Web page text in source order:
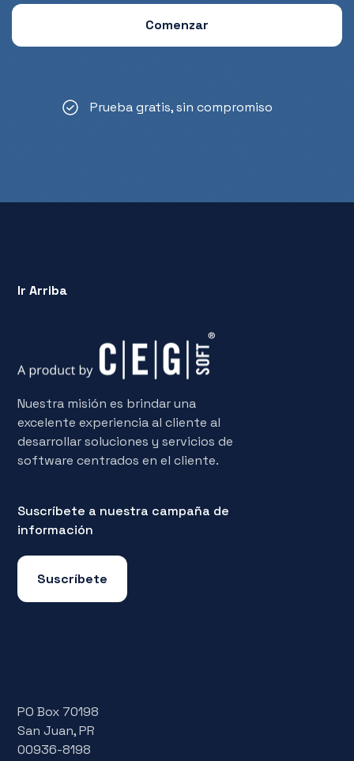
Prueba gratis, sin compromiso
Ir Arriba
Nuestra misión es brindar una
excelente experiencia al cliente al
desarrollar soluciones y servicios de
software centrados en el cliente.
Suscríbete a nuestra campaña de
información
Suscríbete
PO Box 70198
San Juan, PR
00936-8198